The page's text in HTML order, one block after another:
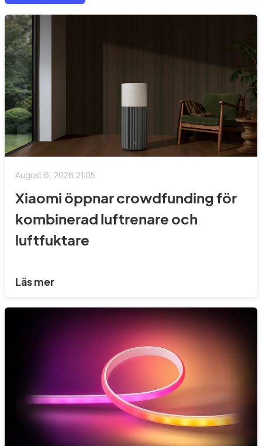
August 6, 2026 21:05
Xiaomi öppnar crowdfunding för
kombinerad luftrenare och
luftfuktare
Läs mer